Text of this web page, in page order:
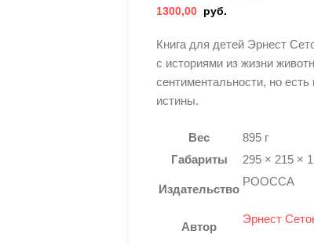
1300,00 руб.
Книга для детей Эрнест
с историями из жизни
сентиментальности, но
истины.
Вес
895 г
Габариты
295 × 215 ×
Издательство
РООССА
Автор
Эрнест